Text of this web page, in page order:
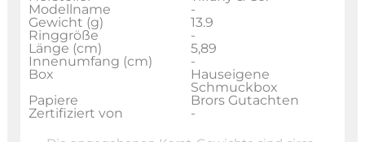
Modellname
-
Gewicht (g)
13.9
Ringgröße
-
Länge (cm)
5,89
Innenumfang (cm)
-
Box
Hauseigene
Schmuckbox
Papiere
Brors Gutachten
Zertifiziert von
-